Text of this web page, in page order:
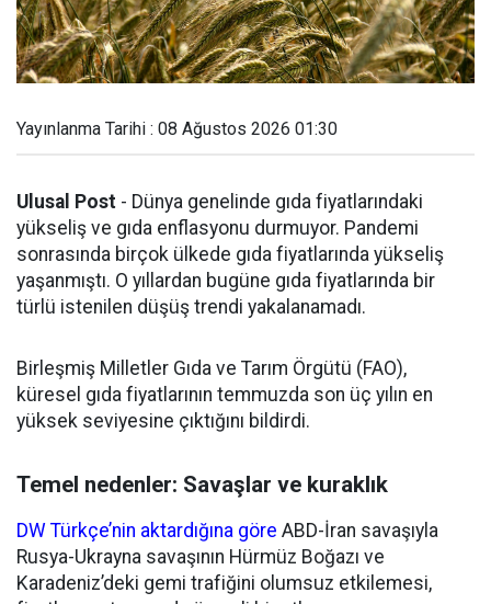
Yayınlanma Tarihi : 08 Ağustos 2026 01:30
Ulusal Post - Dünya genelinde gıda fiyatlarındaki
yükseliş ve gıda enflasyonu durmuyor. Pandemi
sonrasında birçok ülkede gıda fiyatlarında yükseliş
yaşanmıştı. O yıllardan bugüne gıda fiyatlarında bir
türlü istenilen düşüş trendi yakalanamadı.
Birleşmiş Milletler Gıda ve Tarım Örgütü (FAO),
küresel gıda fiyatlarının temmuzda son üç yılın en
yüksek seviyesine çıktığını bildirdi.
Temel nedenler: Savaşlar ve kuraklık
DW Türkçe’nin aktardığına göre ABD-İran savaşıyla
Rusya-Ukrayna savaşının Hürmüz Boğazı ve
Karadeniz’deki gemi trafiğini olumsuz etkilemesi,